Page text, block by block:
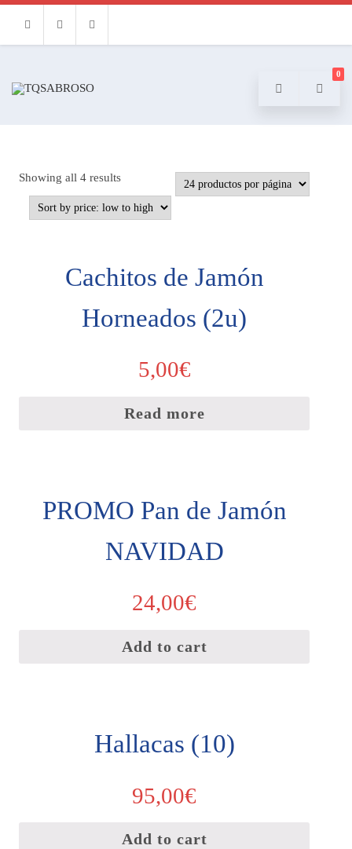
0
Showing all 4 results
Cachitos de Jamón
Horneados (2u)
5,00€
Read more
PROMO Pan de Jamón
NAVIDAD
24,00€
Add to cart
Hallacas (10)
95,00€
Add to cart